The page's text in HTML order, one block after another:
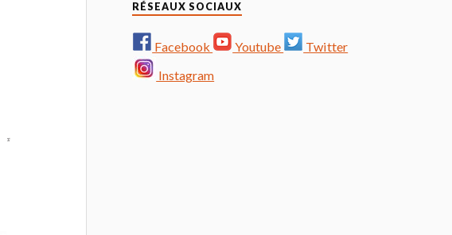
RÉSEAUX SOCIAUX
Facebook Youtube
Twitter
Instagram